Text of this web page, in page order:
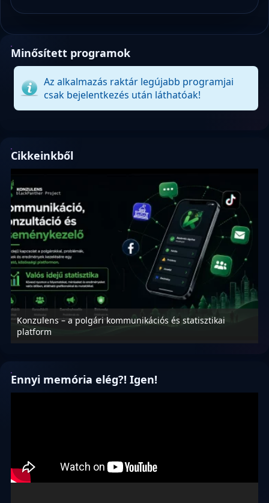
Minősített programok
Az alkalmazás raktár legújabb programjai
csak bejelentkezés után láthatóak!
Cikkeinkből
Konzulens – a polgári kommunikációs és statisztikai
platform
Ennyi memória elég?! Igen!